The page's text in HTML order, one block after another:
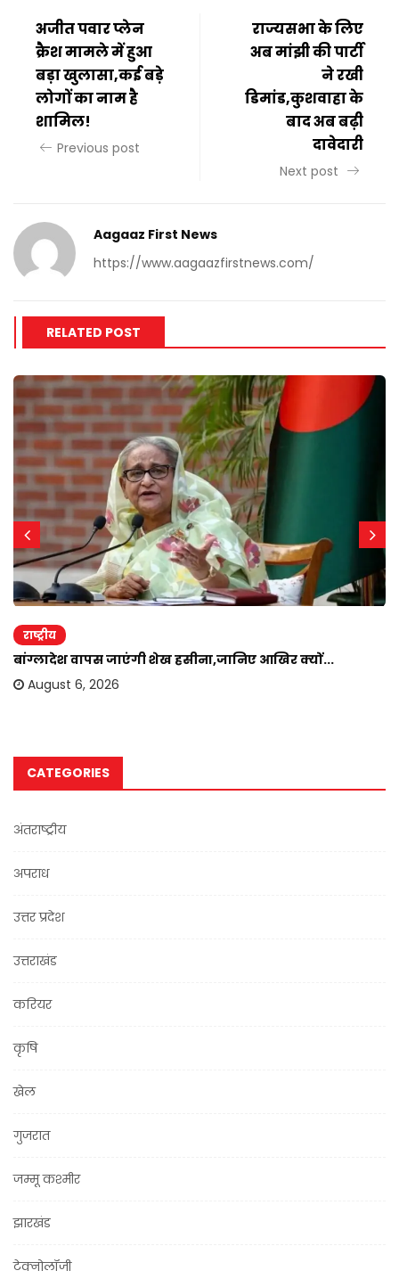
अजीत पवार प्लेन
क्रैश मामले में हुआ
बड़ा खुलासा,कई बड़े
लोगों का नाम है
शामिल!
Previous post
राज्यसभा के लिए
अब मांझी की पार्टी
ने रखी
डिमांड,कुशवाहा के
बाद अब बढ़ी
दावेदारी
Next post
Aagaaz First News
https://www.aagaazfirstnews.com/
RELATED POST
राष्ट्रीय
बांग्लादेश वापस जाएंगी शेख हसीना,जानिए आखिर क्यों...
August 6, 2026
CATEGORIES
अंतराष्ट्रीय
अपराध
उत्तर प्रदेश
उत्तराखंड
करियर
कृषि
खेल
गुजरात
जम्मू कश्मीर
झारखंड
टेक्नोलॉजी